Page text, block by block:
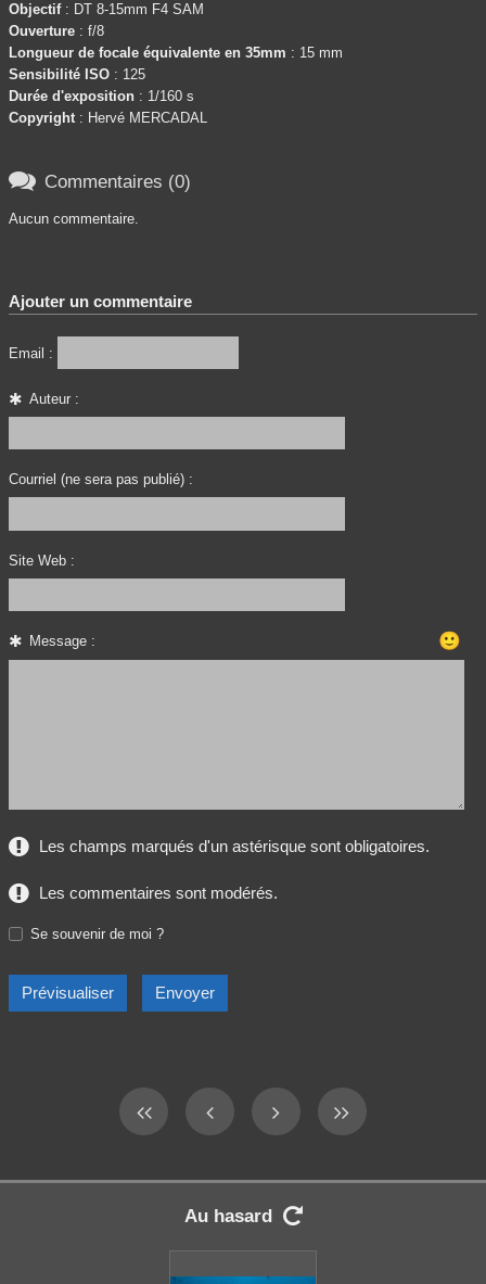
Objectif: DT 8-15mm F4 SAM
Ouverture : f/8
Longueur de focale équivalente en 35mm : 15 mm
Sensibilité ISO : 125
Durée d'exposition : 1/160 s
Copyright: Hervé MERCADAL
 Commentaires (0)
Aucun commentaire.
Ajouter un commentaire
Email :
Auteur :
Courriel (ne sera pas publié) :
Site Web :
Message : 🙂
Les champs marqués d'un astérisque sont obligatoires.
Les commentaires sont modérés.
Se souvenir de moi ?
Au hasard 